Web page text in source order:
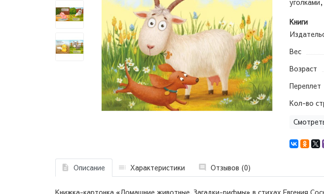
Книги
Вес
Возраст
Переплет
Кол-во
Описание Характеристики Отзывов (0)
Книжка-картонка «Домашние животные. Загадки-рифмы» в стихах Евгения